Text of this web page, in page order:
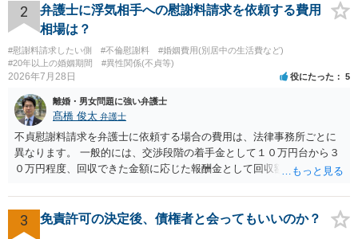
やり取り等の経緯、誓約書の内容等を踏まえて、関係を清算するため
の 金銭であったと評価される可能性はあると考えます。 ② 「今後一
切関与しないなら100万円振り込む」というLINEや誓約書は、裁判上
どの程度証拠価値があるのか ⇒前後のやり取りや誓約書の具体的内容
を見ない限り、具体的な判断はできませんが、一定の証拠価値はある
することは認められるのか。 ⇒おそらく１００万円は不当利得（受け
取る正当な権利がないのに利益を取得した）として返還請求されてい
るものかと推察しますので、 貸金返還ではないかと存じます。 ④ 私
は現在、収入も不安定で貯金もなくリボ払い借金が既に約100万あり。
今年に再婚したが主人はお金に厳しい為、一括で220万円を支払う事は
か。 ⇒判決となり敗訴してしまった場合は、強制執行により不動産等
の財産を差し押さえられ、そこから債権回収が図られることになりま
すが、 和解であれば柔軟な解決が可能ですので、その場合は分割払
2
弁護士に浮気相手への慰謝料請求を依頼する費用
相場は？
#慰謝料請求したい側 #不倫慰謝料
#婚姻費用(別居中の生活費など)
#20年以上の婚姻期間
#異性関係(不貞等)
2026年7月28日 役にたった 5
離婚・男女問題に強い弁護士
髙橋 俊太 弁護士
不貞慰謝料請求を弁護士に依頼する場合の費用は、法律事務所ごとに
異なります。 一般的には、交渉段階の着手金として１０万円台から３
０万円程度、回収できた金額に応じた報酬金として回収額の１０％か
には、追加着手金や日当、実費が発生することもあります。 もっと
も、証拠が十分にあるか、相手方の住所・勤務先が分かるか、慰謝料
額、離婚の有無、交渉で終わるか訴訟まで見込むかによって、費用は
3 免責許可の決定後、債権者と会ってもいいのか？